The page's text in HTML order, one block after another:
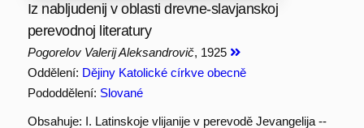
Iz nabljudenij v oblasti drevne-slavjanskoj
perevodnoj literatury
Pogorelov Valerij Aleksandrovič, 1925
Oddělení: Dějiny Katolické církve obecně
Pododdělení: Slované
Obsahuje: I. Latinskoje vlijanije v perevodě Jevangelija --